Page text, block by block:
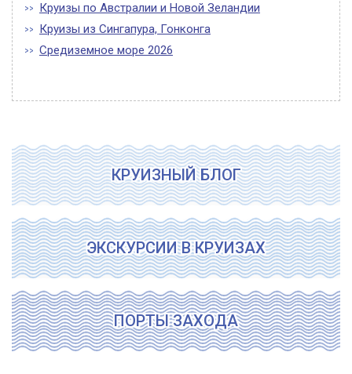
Круизы по Австралии и Новой Зеландии
Круизы из Сингапура, Гонконга
Средиземное море 2026
КРУИЗНЫЙ БЛОГ
ЭКСКУРСИИ В КРУИЗАХ
ПОРТЫ ЗАХОДА